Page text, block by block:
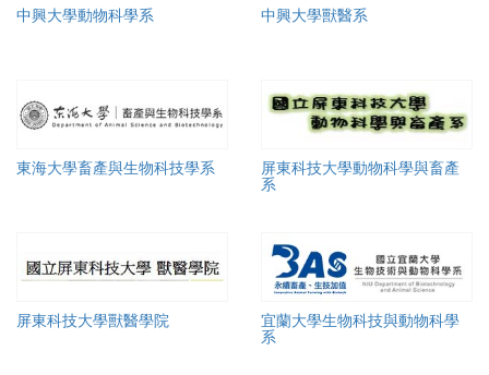
中興大學動物科學系 中興大學獸醫系
東海大學畜產與生物科技學系
屏東科技大學動物科學與畜產
系
屏東科技大學獸醫學院
宜蘭大學生物科技與動物科學
系